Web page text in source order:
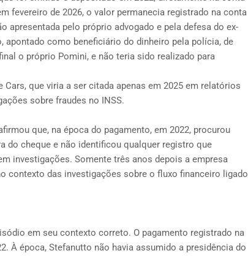
fevereiro de 2026, o valor permanecia registrado na conta
apresentada pelo próprio advogado e pela defesa do ex-
apontado como beneficiário do dinheiro pela polícia, de
o próprio Pomini, e não teria sido realizado para
que viria a ser citada apenas em 2025 em relatórios
sobre fraudes no INSS.
que, na época do pagamento, em 2022, procurou
do cheque e não identificou qualquer registro que
investigações. Somente três anos depois a empresa
contexto das investigações sobre o fluxo financeiro ligado
em seu contexto correto. O pagamento registrado na
À época, Stefanutto não havia assumido a presidência do